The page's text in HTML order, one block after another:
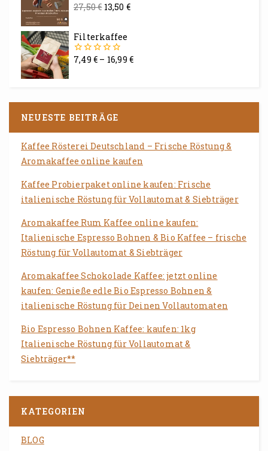
0
27,50€ 13,50 €
Filterkaffee
0
7,49 € – 16,99€
NEUESTE BEITRÄGE
Kaffee Rösterei Deutschland – Frische Röstung &
Aromakaffee online kaufen
Kaffee Probierpaket online kaufen: Frische
italienische Röstung für Vollautomat & Siebträger
Aromakaffee Rum Kaffee online kaufen:
Italienische Espresso Bohnen & Bio Kaffee – frische
Röstung für Vollautomat & Siebträger
Aromakaffee Schokolade Kaffee: jetzt online
kaufen: Genieße edle Bio Espresso Bohnen &
italienische Röstung für Deinen Vollautomaten
Bio Espresso Bohnen Kaffee: kaufen: 1kg
Italienische Röstung für Vollautomat &
Siebträger**
KATEGORIEN
BLOG